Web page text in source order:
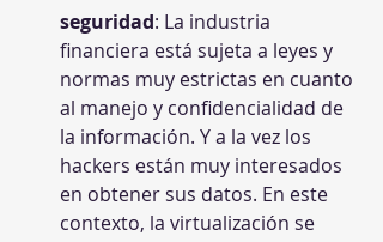
seguridad: La industria
financiera está sujeta a leyes y
normas muy estrictas en cuanto
al manejo y confidencialidad de
la información. Y a la vez los
hackers están muy interesados
en obtener sus datos. En este
contexto, la virtualización se